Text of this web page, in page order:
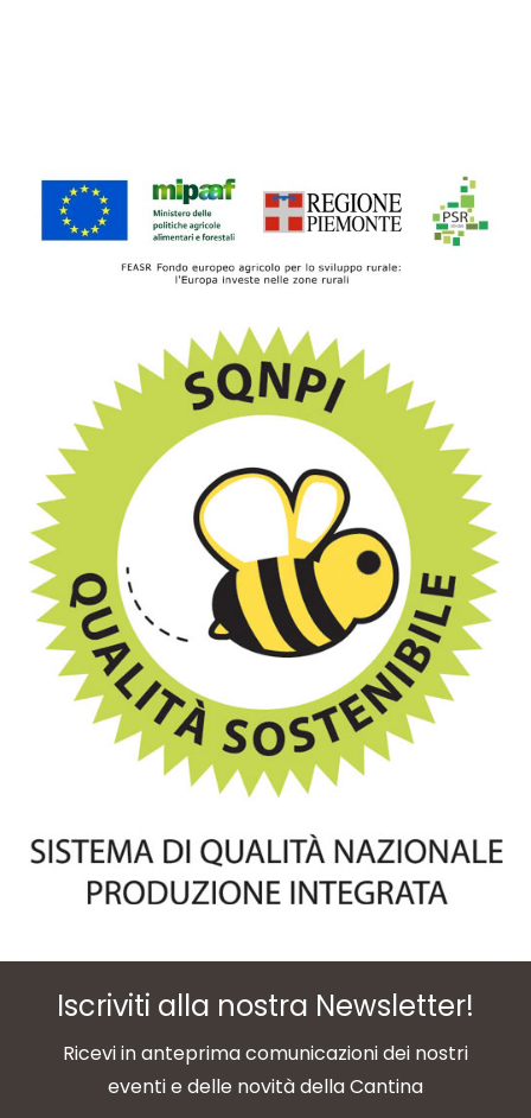
Iscriviti alla nostra Newsletter!
Ricevi in anteprima comunicazioni dei nostri
eventi e delle novità della Cantina